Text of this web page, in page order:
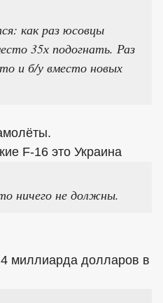
как раз юсовцы
35х подогнать. Раз
и б/у вместо новых
F-16 это Украина
ничего не должны.
миллиарда долларов в